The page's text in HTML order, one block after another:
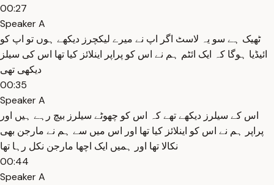
00:27
Speaker A
ٹھیک ہے سو یہ لاسٹ اگر اپ نے میرے لیکچرز دیکھے ہوں تو اپ کو
ائیڈیا ہوگا کہ ایک ائٹم ہم نے اس کو پراپر اینلائز کیا تھا اس کی سیلز
دیکھی تھی
00:35
Speaker A
اس کے سیلرز دیکھے تھے کہ اس کو چھوٹے سیلرز بیچ رہے ہیں اور
پراپر ہم نے اس کو اینلائز کیا تھا اور اس میں سے ہم نے مارجن بھی
نکالا تھا اور ہمیں ایک اچھا مارجن نکل رہا تھا
00:44
Speaker A